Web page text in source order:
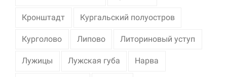
Кронштадт Кургальский полуостров
Курголово Липово Литориновый уступ
Лужицы Лужская губа Нарва